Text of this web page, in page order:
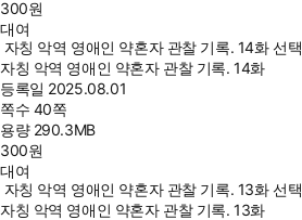
300원
대여
자칭 악역 영애인 약혼자 관찰 기록. 14화 선택
자칭 악역 영애인 약혼자 관찰 기록. 14화
등록일 2025.08.01
쪽수 40쪽
용량 290.3MB
300원
대여
자칭 악역 영애인 약혼자 관찰 기록. 13화 선택
자칭 악역 영애인 약혼자 관찰 기록. 13화